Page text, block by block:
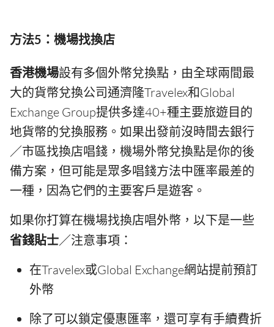
方法5：機場找換店
香港機場設有多個外幣兌換點，由全球兩間最
大的貨幣兌換公司通濟隆Travelex和Global
Exchange Group提供多達40+種主要旅遊目的
地貨幣的兌換服務。如果出發前沒時間去銀行
／市區找換店唱錢，機場外幣兌換點是你的後
備方案，但可能是眾多唱錢方法中匯率最差的
一種，因為它們的主要客戶是遊客。
如果你打算在機場找換店唱外幣，以下是一些
省錢貼士／注意事項：
在Travelex或Global Exchange網站提前預訂
外幣
除了可以鎖定優惠匯率，還可享有手續費折